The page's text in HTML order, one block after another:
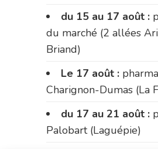
du 15 au 17 août :
du marché (2 allées
Briand)
Le 17 août :
Charignon-Dumas (La
du 17 au 21 août :
Palobart (Laguépie)